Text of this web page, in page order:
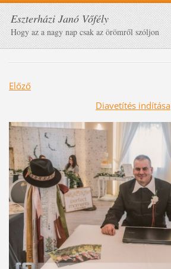
Eszterházi Janó Vőfély
Hogy az a nagy nap csak az örömről szóljon
Előző
Diavetítés indítása